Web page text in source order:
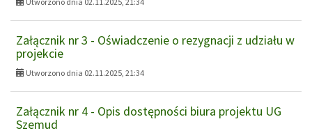
Załącznik nr 3 - Oświadczenie o rezygnacji z udziału w
projekcie
Utworzono dnia 02.11.2025, 21:34
Załącznik nr 4 - Opis dostępności biura projektu UG
Szemud